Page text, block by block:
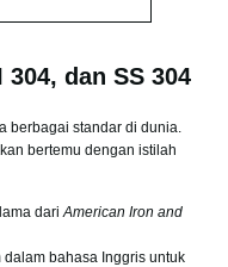
304, dan SS 304
berbagai standar di dunia.
bertemu dengan istilah
dariAmerican Iron and
dalam bahasa Inggris untuk